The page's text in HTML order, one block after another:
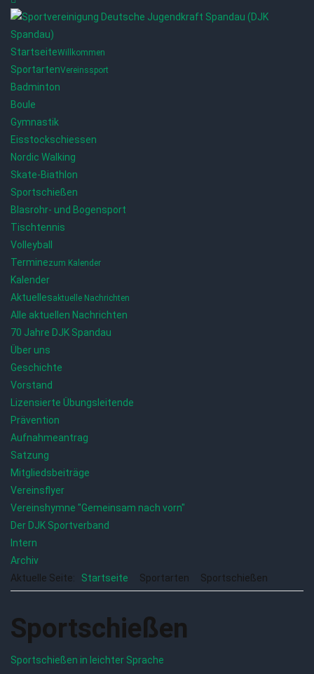
StartseiteWillkommen
SportartenVereinssport
Badminton
Boule
Gymnastik
Eisstockschiessen
Nordic Walking
Skate-Biathlon
Sportschießen
Blasrohr- und Bogensport
Tischtennis
Volleyball
Terminezum Kalender
Kalender
Aktuellesaktuelle Nachrichten
Alle aktuellen Nachrichten
70 Jahre DJK Spandau
Über uns
Geschichte
Vorstand
Lizensierte Übungsleitende
Prävention
Aufnahmeantrag
Satzung
Mitgliedsbeiträge
Vereinsflyer
Vereinshymne "Gemeinsam nach vorn"
Der DJK Sportverband
Intern
Archiv
Aktuelle Seite:
Startseite Sportarten Sportschießen
Sportschießen
Sportschießen in leichter Sprache